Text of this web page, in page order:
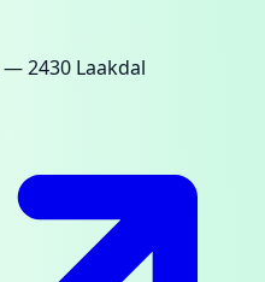
— 2430 Laakdal